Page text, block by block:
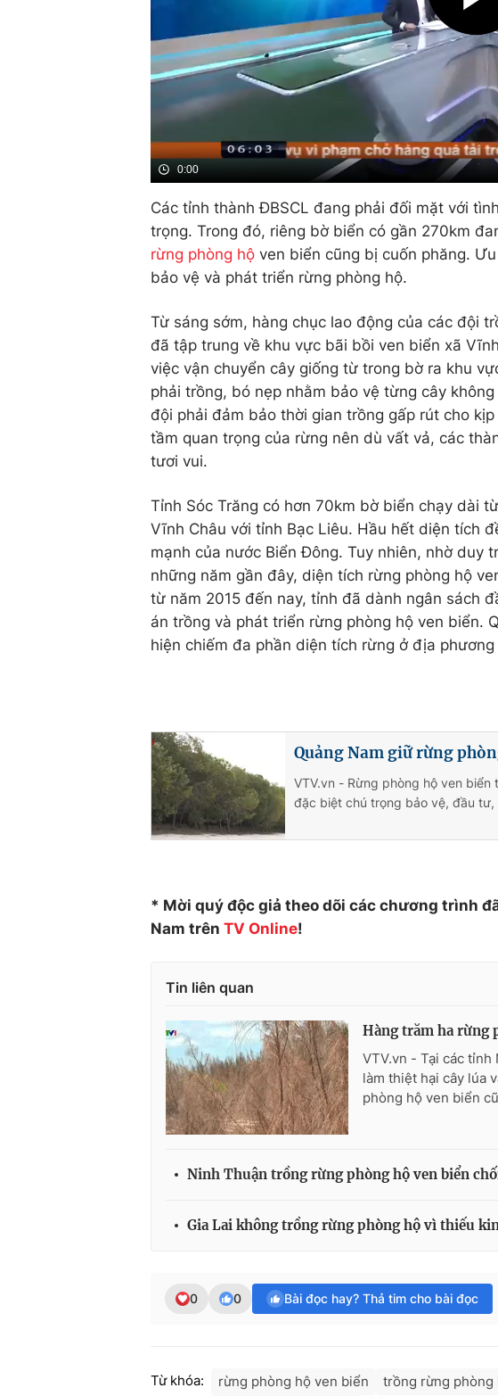
0:00
Các tỉnh thành ĐBSCL đang phải đối mặt với
trọng. Trong đó, riêng bờ biển có gần 270km
rừng phòng hộ ven biển cũng bị cuốn phăng.
bảo vệ và phát triển rừng phòng hộ.
Từ sáng sớm, hàng chục lao động của các đội
đã tập trung về khu vực bãi bồi ven biển xã
việc vận chuyển cây giống từ trong bờ ra khu
phải trồng, bó nẹp nhằm bảo vệ từng cây
đội phải đảm bảo thời gian trồng gấp rút cho
tầm quan trọng của rừng nên dù vất vả, các
tươi vui.
Tỉnh Sóc Trăng có hơn 70km bờ biển chạy dài
Vĩnh Châu với tỉnh Bạc Liêu. Hầu hết diện tích
mạnh của nước Biển Đông. Tuy nhiên, nhờ duy
những năm gần đây, diện tích rừng phòng hộ
từ năm 2015 đến nay, tỉnh đã dành ngân sách
án trồng và phát triển rừng phòng hộ ven biển.
hiện chiếm đa phần diện tích rừng ở địa phương
Quảng Nam giữ rừng
VTV.vn - Rừng phòng hộ ven
đặc biệt chú trọng bảo vệ, đầu
* Mời quý độc giả theo dõi các chương trình
Nam trên TV Online!
Tin liên quan
Hàng trăm ha rừng
VTV.vn - Tại các tỉnh
làm thiệt hại cây lúa
phòng hộ ven biển
Ninh Thuận trồng rừng phòng hộ ven biển
Gia Lai không trồng rừng phòng hộ vì thiếu
0 0 Bài đọc hay? Thả tim cho bài đọc
Từ khóa: rừng phòng hộ ven biển trồng rừng phòng